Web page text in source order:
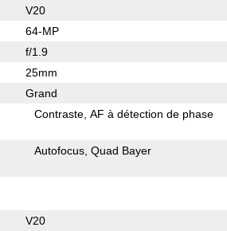
V20
64-MP
f/1.9
25mm
Grand
Contraste AF à détection de phase
Autofocus Quad Bayer
V20